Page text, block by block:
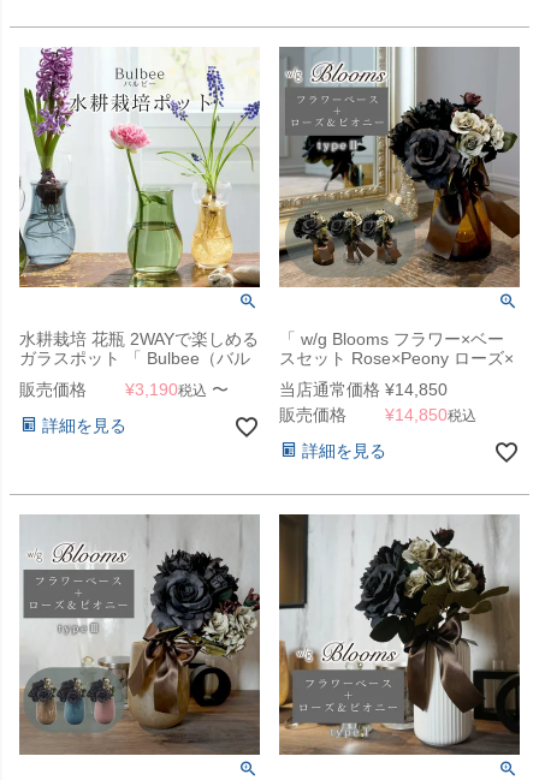
水耕栽培 花瓶 2WAYで楽しめる
ガラスポット 「 Bulbee（バル
ビー） 」
販売価格 ¥3,190税込 〜
詳細を見る
「 w/g Blooms フラワー×ベー
スセット Rose×Peony ローズ×
ピオニー 2 」
当店通常価格 ¥14,850
販売価格
¥14,850税込
詳細を見る